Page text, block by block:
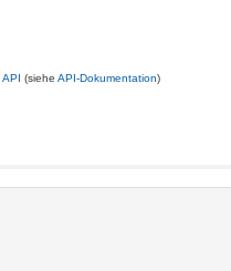
API (siehe API-Dokumentation)